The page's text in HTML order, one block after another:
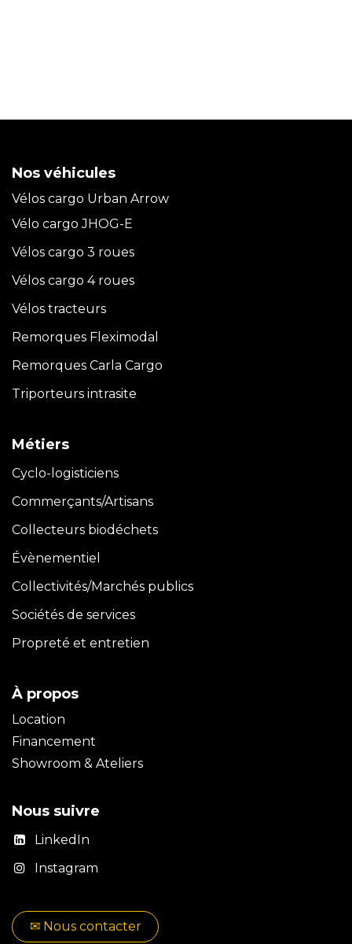
Nos véhicules
Vélos cargo Urban Arrow
Vélo cargo JHOG-E
Vélos cargo 3 roues
Vélos cargo 4 roues
Vélos tracteurs
Remorques Fleximodal
Remorques Carla Cargo
Triporteurs intrasite
Métiers
Cyclo-logisticiens
Commerçants/Artisans
Collecteurs biodéchets
Évènementiel
Collectivités/Marchés publics
Sociétés de services
Propreté et entretien
À propos
Location
Financement
Showroom & Ateliers
Nous suivre
LinkedIn
Instagram
✉​​ No​​​​us contacter